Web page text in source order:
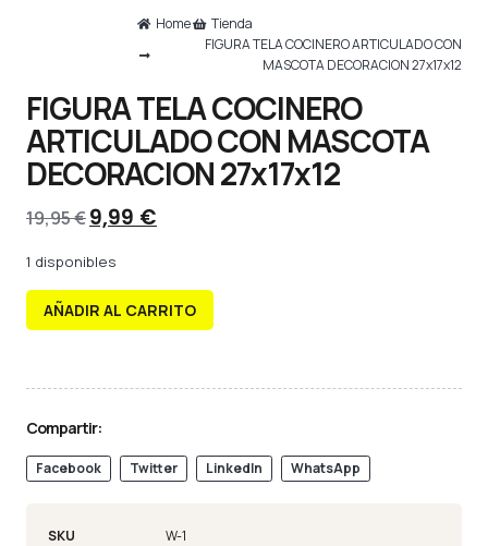
Home
Tienda
FIGURA TELA COCINERO ARTICULADO CON
MASCOTA DECORACION 27x17x12
FIGURA TELA COCINERO
ARTICULADO CON MASCOTA
DECORACION 27x17x12
19,95€9,99 €
1 disponibles
AÑADIR AL CARRITO
Compartir:
Facebook Twitter LinkedIn WhatsApp
SKU
W-1